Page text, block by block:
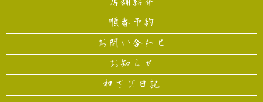
順番予約
お問い合わせ
お知らせ
和さび日記